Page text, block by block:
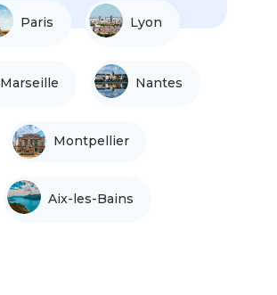
Paris Lyon
Marseille Nantes
Montpellier
Aix-les-Bains